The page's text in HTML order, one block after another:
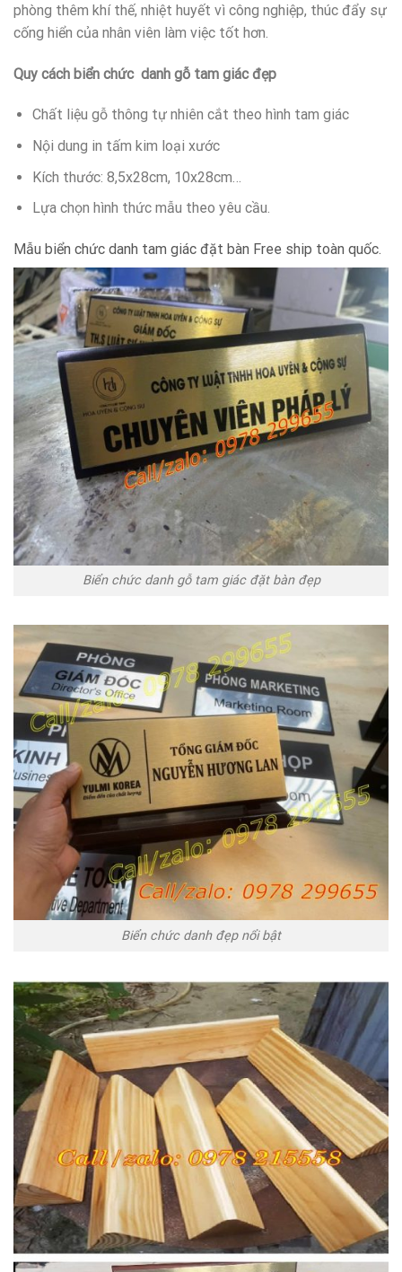
phòng thêm khí thế, nhiệt huyết vì công nghiệp, thúc đẩy sự
cống hiển của nhân viên làm việc tốt hơn.
Quy cách biển chức danh gỗ tam giác đẹp
Chất liệu gỗ thông tự nhiên cắt theo hình tam giác
Nội dung in tấm kim loại xước
Kích thước: 8,5x28cm, 10x28cm…
Lựa chọn hình thức mẫu theo yêu cầu.
Mẫu biển chức danh tam giác đặt bàn Free ship toàn quốc.
Biển chức danh gỗ tam giác đặt bàn đẹp
Biển chức danh đẹp nổi bật